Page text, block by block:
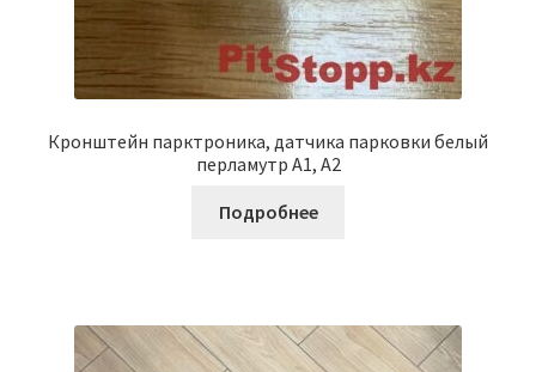
Кронштейн парктроника, датчика парковки белый
перламутр A1, A2
Подробнее